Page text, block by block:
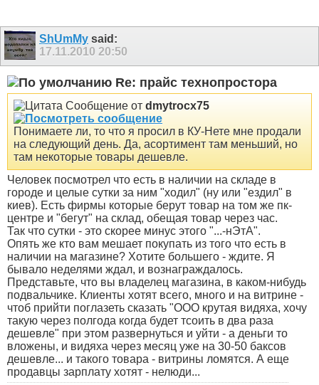
ShUmMy said:
17.11.2010 20:50
Re: прайс технопростора
Сообщение от dmytrocx75
Понимаете ли, то что я просил в КУ-Нете мне продали
на следующий день. Да, асортимент там меньший, но
там некоторые товары дешевле.
Человек посмотрел что есть в наличии на складе в
городе и целые сутки за ним "ходил" (ну или "ездил" в
киев). Есть фирмы которые берут товар на том же пк-
центре и "бегут" на склад, обещая товар через час.
Так что сутки - это скорее минус этого "...-нЭтА".
Опять же кто вам мешает покупать из того что есть в
наличии на магазине? Хотите большего - ждите. Я
бывало неделями ждал, и вознаграждалось.
Представьте, что вы владелец магазина, в каком-нибудь
подвальчике. Клиенты хотят всего, много и на витрине -
чтоб прийти поглазеть сказать "ООО крутая видяха, хочу
такую через полгода когда будет тсоить в два раза
дешевле" при этом развернуться и уйти - а деньги то
вложены, и видяха через месяц уже на 30-50 баксов
дешевле... и такого товара - витрины ломятся. А еще
продавцы зарплату хотят - нелюди...